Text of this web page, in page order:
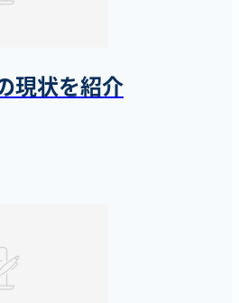
現状を紹介